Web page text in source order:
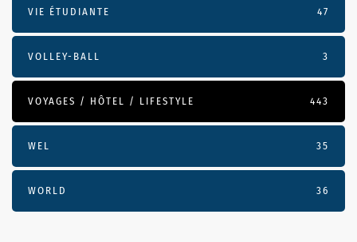
VIE ÉTUDIANTE 47
VOLLEY-BALL 3
VOYAGES / HÔTEL / LIFESTYLE 443
WEL 35
WORLD 36